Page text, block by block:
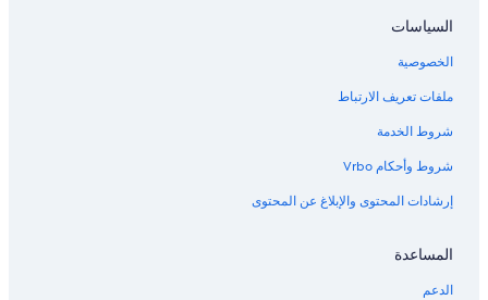
فنادق قرب قصر جرانت-همفريز
Marriott Hotels & Resorts في شيريدان
السياسات
الخصوصية
ملفات تعريف الارتباط
شروط الخدمة
شروط وأحكام Vrbo
إرشادات المحتوى والإبلاغ عن المحتوى
المساعدة
الدعم